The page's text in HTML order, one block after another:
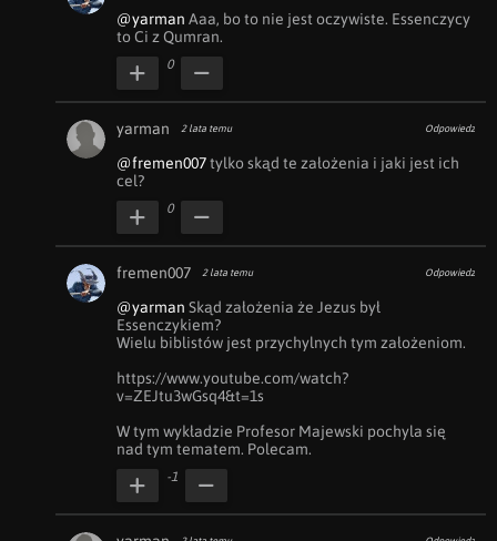
@yarman Aaa, bo to nie jest oczywiste. Essenczycy
to Ci z Qumran.
0
yarman 2 lata temu Odpowiedz
@fremen007 tylko skąd te założenia i jaki jest ich
cel?
0
fremen007 2 lata temu Odpowiedz
@yarman Skąd założenia że Jezus był
Essenczykiem?
Wielu biblistów jest przychylnych tym założeniom.
https://www.youtube.com/watch?
v=ZEJtu3wGsq4&t=1s
W tym wykładzie Profesor Majewski pochyla się
nad tym tematem. Polecam.
-1